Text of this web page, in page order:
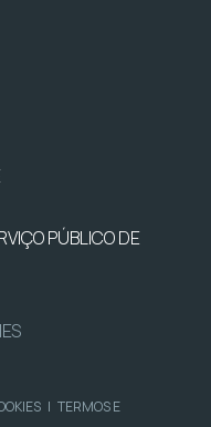
PÚBLICO DE
| TERMOS E